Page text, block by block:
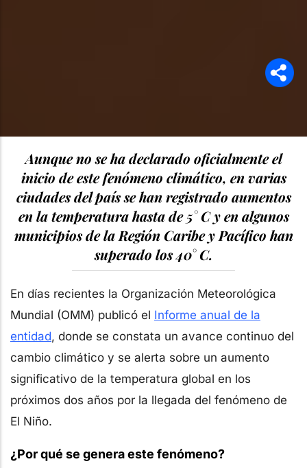
Aunque no se ha declarado oficialmente el
inicio de este fenómeno climático, en varias
ciudades del país se han registrado aumentos
en la temperatura hasta de 5° C y en algunos
municipios de la Región Caribe y Pacífico han
superado los 40° C.
En días recientes la Organización Meteorológica
Mundial (OMM) publicó el Informe anual de la
entidad, donde se constata un avance continuo del
cambio climático y se alerta sobre un aumento
significativo de la temperatura global en los
próximos dos años por la llegada del fenómeno de
El Niño.
¿Por qué se genera este fenómeno?